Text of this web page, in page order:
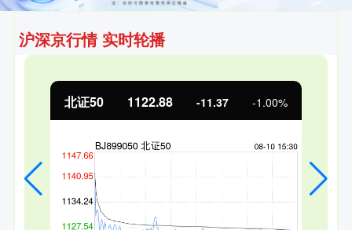
沪深京行情 实时轮播
创业板指 3537.21 -25.90 -0.73%